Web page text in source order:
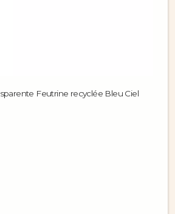
Feutrine recyclée Bleu Ciel